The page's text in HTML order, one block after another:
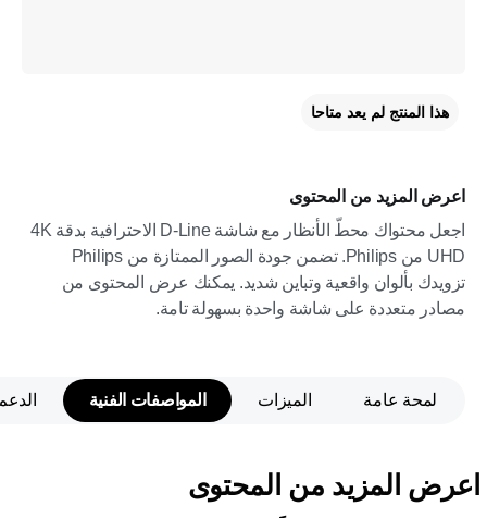
اعرض المزيد من المحتوى
اجعل محتواك محطّ الأنظار مع شاشة D-Line الاحترافية بدقة 4K
UHD من Philips. تضمن جودة الصور الممتازة من Philips
تزويدك بألوان واقعية وتباين شديد. يمكنك عرض المحتوى من
مصادر متعددة على شاشة واحدة بسهولة تامة.
هذا المنتج لم يعد متاحا
لمحة عامة الميزات المواصفات الفنية
اعرض المزيد من المحتوى